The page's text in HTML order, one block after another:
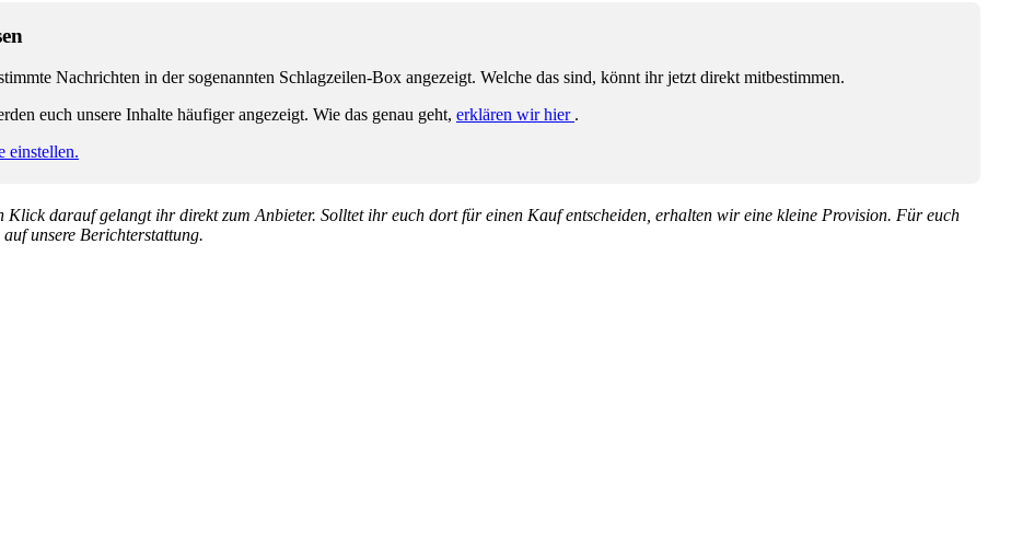
Nachrichten in der sogenannten Schlagzeilen-Box angezeigt. Welche das sind, könnt ihr jetzt direkt mitbestimmen.
euch unsere Inhalte häufiger angezeigt. Wie das genau geht, erklären wir hier .
einstellen.
darauf gelangt ihr direkt zum Anbieter. Solltet ihr euch dort für einen Kauf entscheiden, erhalten wir eine kleine Provision. Für euch
unsere Berichterstattung.